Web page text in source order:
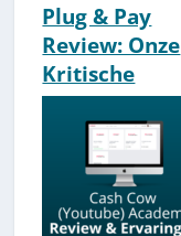
Plug & Pay
Review: Onze
Kritische
Ervaringen
[IMU] [2026]